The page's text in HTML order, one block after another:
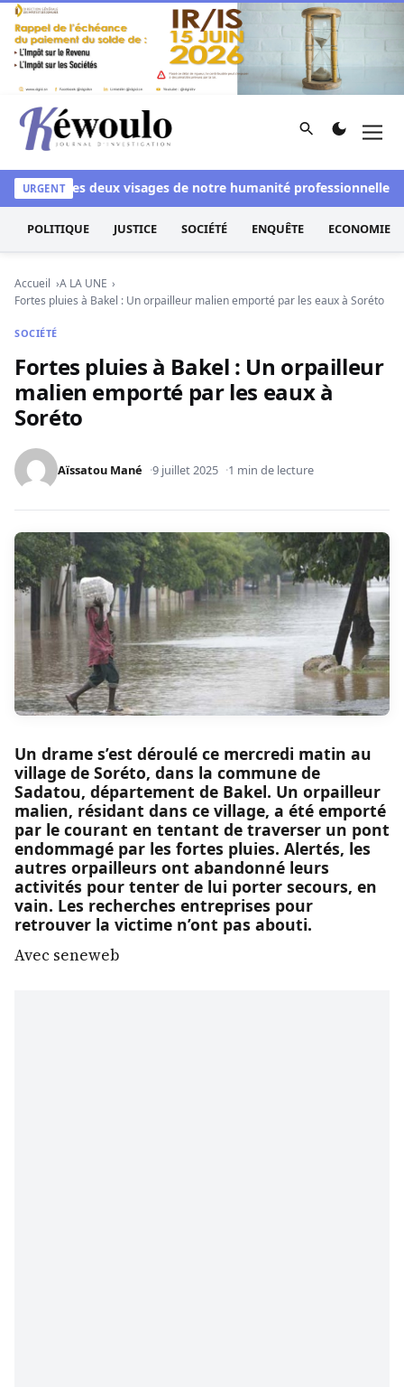
Aller au contenu
Kéwoulo, le premier site d'information et d'investigation
Rechercher
URGENTLes deux visages de notre humanité professionnelle :
POLITIQUE JUSTICE SOCIÉTÉ ENQUÊTE ECONOMIE
Accueil
A LA UNE
Fortes pluies à Bakel : Un orpailleur malien emporté par les eaux à Soréto
SOCIÉTÉ
Fortes pluies à Bakel : Un orpailleur
malien emporté par les eaux à
Soréto
Aïssatou Mané 9 juillet 2025 1 min de lecture
Un drame s’est déroulé ce mercredi matin au
village de Soréto, dans la commune de
Sadatou, département de Bakel. Un orpailleur
malien, résidant dans ce village, a été emporté
par le courant en tentant de traverser un pont
endommagé par les fortes pluies. Alertés, les
autres orpailleurs ont abandonné leurs
activités pour tenter de lui porter secours, en
vain. Les recherches entreprises pour
retrouver la victime n’ont pas abouti.
Avec seneweb